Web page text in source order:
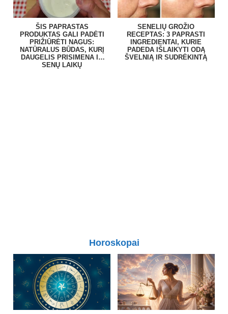
ŠIS PAPRASTAS
PRODUKTAS GALI PADĖTI
PRIŽIŪRĖTI NAGUS:
NATŪRALUS BŪDAS, KURĮ
DAUGELIS PRISIMENA IŠ
SENŲ LAIKŲ
SENELIŲ GROŽIO
RECEPTAS: 3 PAPRASTI
INGREDIENTAI, KURIE
PADEDA IŠLAIKYTI ODĄ
ŠVELNIĄ IR SUDRĖKINTĄ
Horoskopai